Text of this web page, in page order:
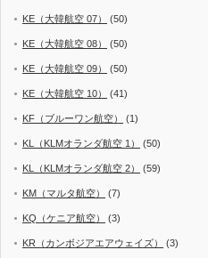
KE（大韓航空 07） (50)
KE（大韓航空 08） (50)
KE（大韓航空 09） (50)
KE（大韓航空 10） (41)
KF（ブルーワン航空） (1)
KL（KLMオランダ航空 1） (50)
KL（KLMオランダ航空 2） (59)
KM（マルタ航空） (7)
KQ（ケニア航空） (3)
KR（カンボジアエアウェイズ） (3)